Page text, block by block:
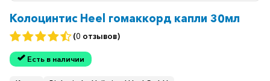
Колоцинтис Heel гомаккорд капли 30мл
(0 отзывов)
Есть в наличии